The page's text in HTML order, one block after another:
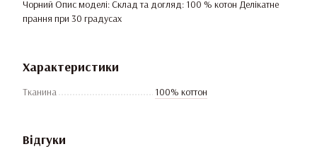
Чорний Опис моделі: Склад та догляд: 100 % котон Делікатне
прання при 30 градусах
Характеристики
Тканина 100% коттон
Відгуки